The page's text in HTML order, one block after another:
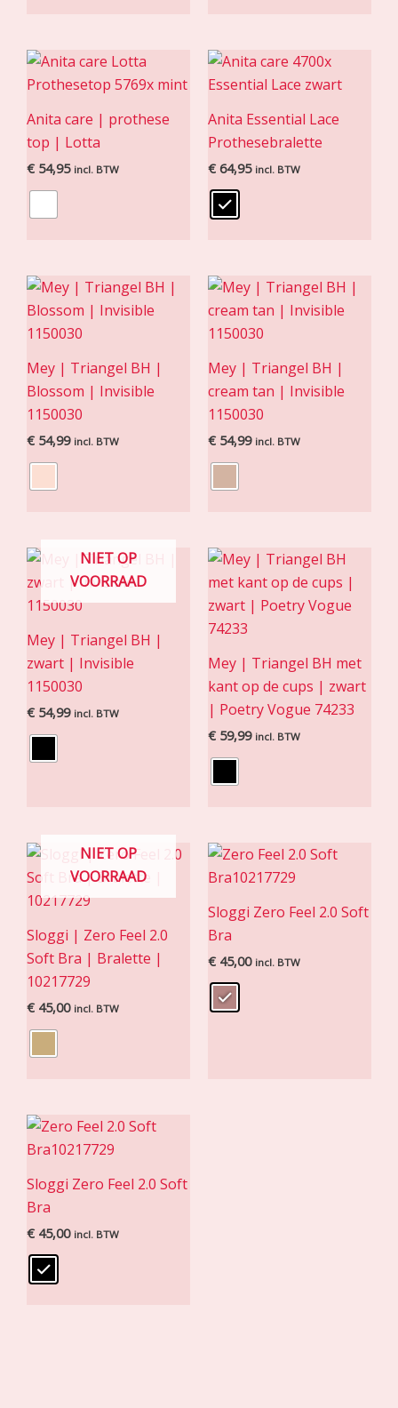
Anita care | prothese
top | Lotta
€ 54,95 incl. BTW
Anita Essential Lace
Prothesebralette
€ 64,95 incl. BTW
Mey | Triangel BH |
Blossom | Invisible
1150030
€ 54,99 incl. BTW
Mey | Triangel BH |
cream tan | Invisible
1150030
€ 54,99 incl. BTW
NIET OP
VOORRAAD
Mey | Triangel BH |
zwart | Invisible
1150030
€ 54,99 incl. BTW
Mey | Triangel BH met
kant op de cups | zwart
| Poetry Vogue 74233
€ 59,99 incl. BTW
NIET OP
VOORRAAD
Sloggi | Zero Feel 2.0
Soft Bra | Bralette |
10217729
€ 45,00 incl. BTW
Sloggi Zero Feel 2.0 Soft
Bra
€ 45,00 incl. BTW
Sloggi Zero Feel 2.0 Soft
Bra
€ 45,00 incl. BTW